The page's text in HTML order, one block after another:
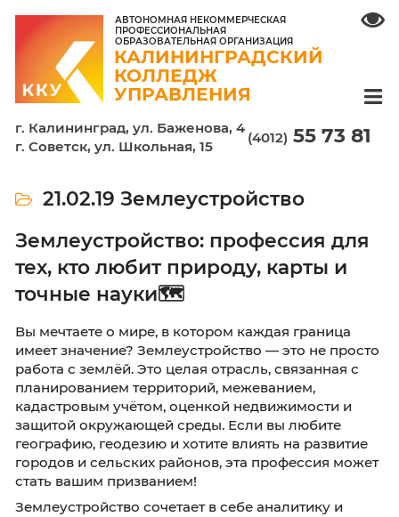
АВТОНОМНАЯ НЕКОММЕРЧЕСКАЯ
ПРОФЕССИОНАЛЬНАЯ
ОБРАЗОВАТЕЛЬНАЯ ОРГАНИЗАЦИЯ
КАЛИНИНГРАДСКИЙ
КОЛЛЕДЖ
г. Калининград, ул. Баженова, 4
21.02.19 Землеустройство
Землеустройство: профессия
точные науки🗺
Вы мечтаете о мире, в котором каждая
имеет значение? Землеустройство — это не
работа с землёй. Это целая отрасль,
планированием территорий, межеванием,
кадастровым учётом, оценкой
защитой окружающей среды. Если вы